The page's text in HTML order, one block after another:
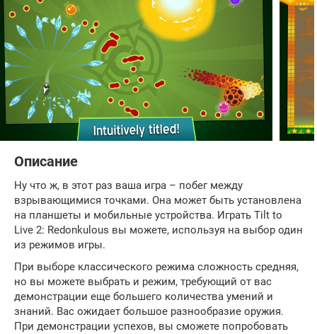
Описание
Ну что ж, в этот раз ваша игра – побег между
взрывающимися точками. Она может быть установлена
на планшеты и мобильные устройства. Играть Tilt to
Live 2: Redonkulous вы можете, используя на выбор один
из режимов игры.
При выборе классического режима сложность средняя,
но вы можете выбрать и режим, требующий от вас
демонстрации еще большего количества умений и
знаний. Вас ожидает большое разнообразие оружия.
При демонстрации успехов, вы сможете попробовать